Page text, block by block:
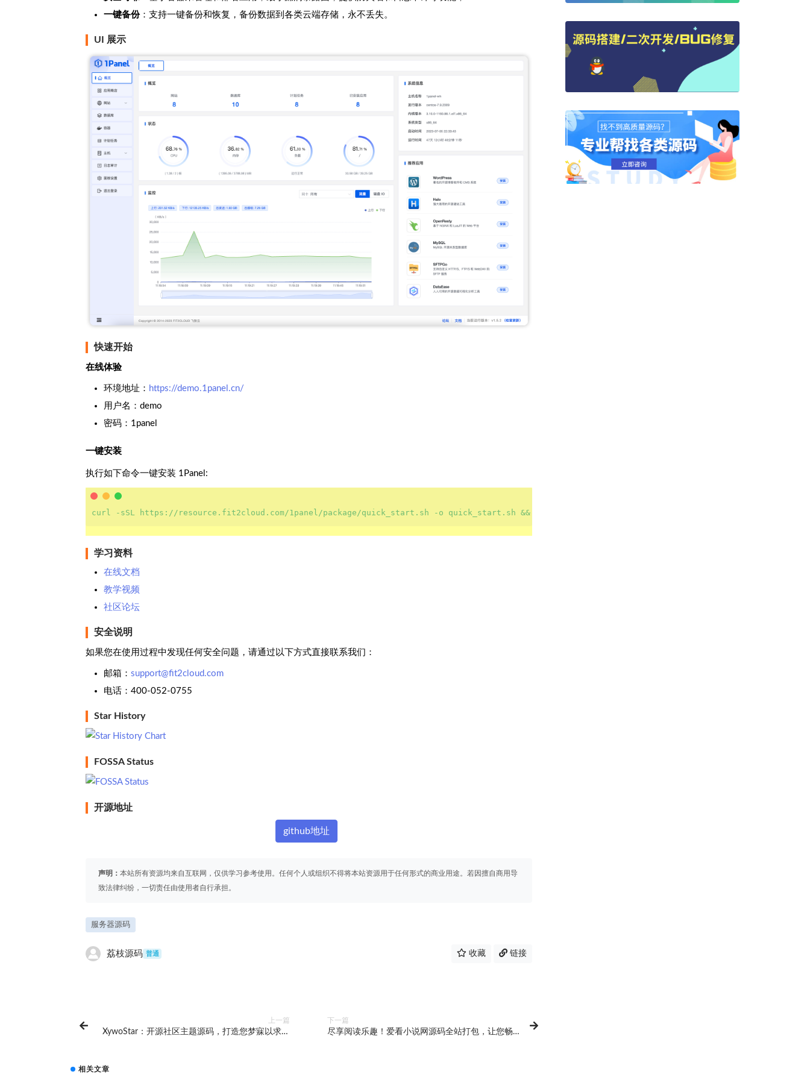
一键备份：支持一键备份和恢复，备份数据到各类云端存储，永不丢失。
UI 展示
快速开始
在线体验
环境地址： https://demo.1panel.cn/
用户名：demo
密码：1panel
一键安装
执行如下命令一键安装 1Panel:
curl -sSL https://resource.fit2cloud.com/1panel/package/quick_start.sh -o quick_start.sh &&
学习资料
在线文档
教学视频
社区论坛
安全说明
如果您在使用过程中发现任何安全问题，请通过以下方式直接联系我们：
邮箱： support@fit2cloud.com
电话：400-052-0755
Star History
FOSSA Status
开源地址
github地址
声明： 本站所有资源均来自互联网，仅供学习参考使用。任何个人或组织不得将本站资源用于任何形式的商业用途。若因擅自商用导
致法律纠纷，一切责任由使用者自行承担。
服务器源码
荔枝源码 普通 收藏 链接
上一篇
XywoStar：开源社区主题源码，打造您梦寐以求的
下一篇
尽享阅读乐趣！爱看小说网源码全站打包，让您畅
相关文章